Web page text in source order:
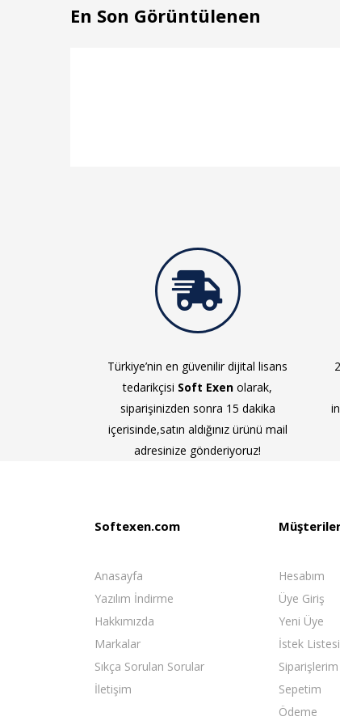
En Son Görüntülenen
Türkiye’nin en güvenilir dijital lisans
tedarikçisi Soft Exen olarak,
siparişinizden sonra 15 dakika
içerisinde,satın aldığınız ürünü mail
adresinize gönderiyoruz!
Softexen.com
Anasayfa
Yazılım İndirme
Hakkımızda
Markalar
Sıkça Sorulan Sorular
İletişim
Hesabım
Üye Giriş
Yeni Üye
İstek Listesi
Siparişlerim
Sepetim
Ödeme